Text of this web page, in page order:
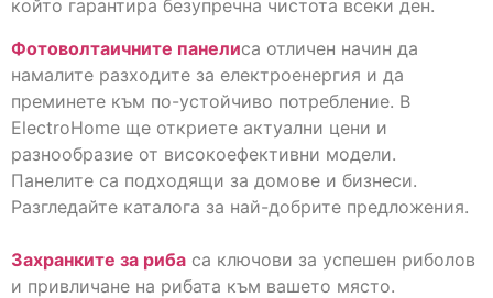
който гарантира безупречна чистота всеки ден.
Фотоволтаичните панелиса отличен начин да
намалите разходите за електроенергия и да
преминете към по-устойчиво потребление. В
ElectroHome ще откриете актуални цени и
разнообразие от високоефективни модели.
Панелите са подходящи за домове и бизнеси.
Разгледайте каталога за най-добрите предложения.
Захранките за риба са ключови за успешен риболов
и привличане на рибата към вашето място.